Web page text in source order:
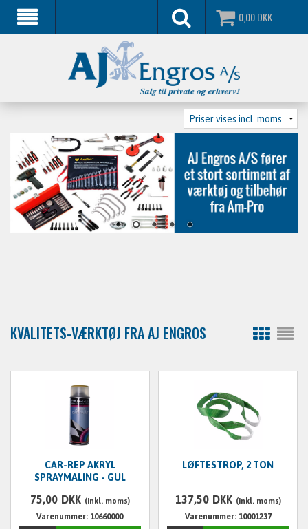
0,00DKK
KVALITETS-VÆRKTØJ FRA AJ ENGROS
CAR-REP AKRYL
SPRAYMALING - GUL
75,00 DKK (inkl. moms)
Varenummer: 10660000
LØFTESTROP, 2 TON
137,50 DKK (inkl. moms)
Varenummer: 10001237